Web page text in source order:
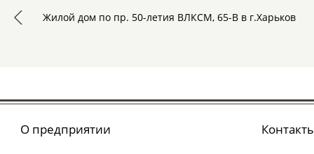
Жилой дом по пр. 50-летия ВЛКСМ, 65-В в г.Харьков
О предприятии